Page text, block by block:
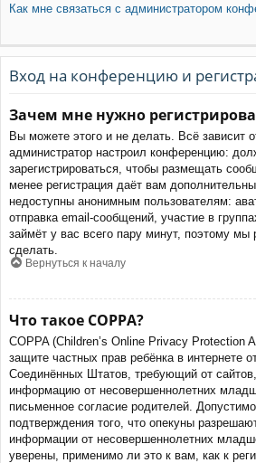
Как мне связаться с администратором
Вход на конференцию и
Зачем мне нужно
Вы можете этого и не делать. Всё зависит
администратор настроил конференцию:
зарегистрироваться, чтобы размещать
менее регистрация даёт вам
недоступны анонимным пользователям:
отправка email-сообщений, участие в
займёт у вас всего пару минут, поэтому мы
сделать.
Вернуться к началу
Что такое COPPA?
COPPA (Children’s Online Privacy Protection
защите частных прав ребёнка в интернете
Соединённых Штатов, требующий от
информацию от несовершеннолетних
письменное согласие родителей.
подтверждения того, что опекуны
информации от несовершеннолетних
уверены, применимо ли это к вам, как к